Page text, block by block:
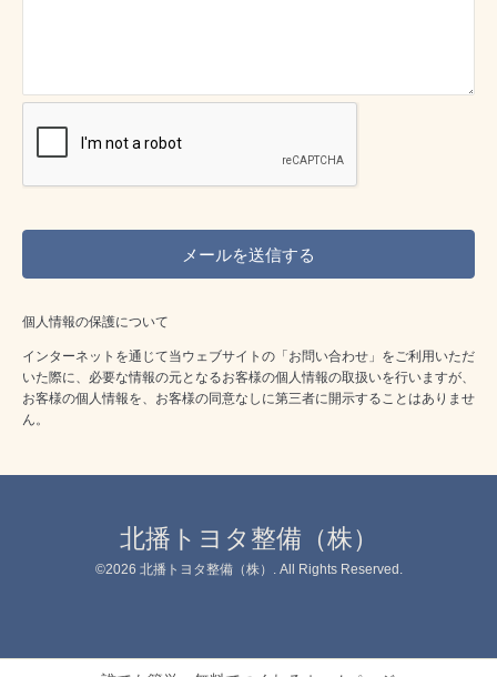
個人情報の保護について
インターネットを通じて当ウェブサイトの「お問い合わせ」をご利用いただ
いた際に、必要な情報の元となるお客様の個人情報の取扱いを行いますが、
お客様の個人情報を、お客様の同意なしに第三者に開示することはありませ
ん。
北播トヨタ整備（株）
©2026 北播トヨタ整備（株） . All Rights Reserved.